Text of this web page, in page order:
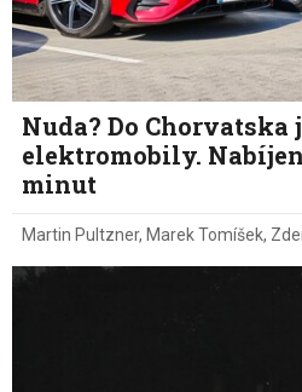
Nuda? Do
elektromobily.
minut
Martin Pultzner, Marek Tomíšek,